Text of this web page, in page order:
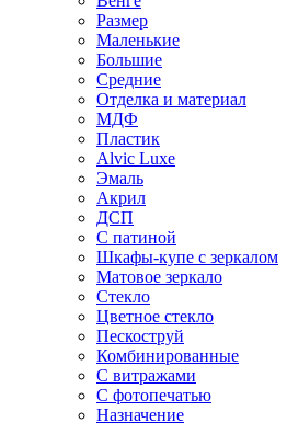
Размер
Маленькие
Большие
Средние
Отделка и материал
МДФ
Пластик
Alvic Luxe
Эмаль
Акрил
ДСП
С патиной
Шкафы-купе с зеркалом
Матовое зеркало
Стекло
Цветное стекло
Пескоструй
Комбинированные
С витражами
С фотопечатью
Назначение